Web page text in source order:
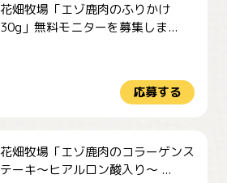
花畑牧場「エゾ鹿肉のふりかけ
30g」無料モニターを募集しま...
応募する
花畑牧場「エゾ鹿肉のコラーゲンス
テーキ～ヒアルロン酸入り～ ...